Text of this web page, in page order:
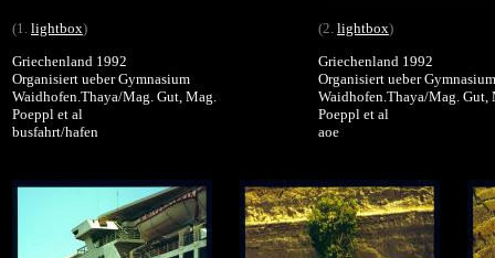
(1. lightbox)
Griechenland 1992
Organisiert ueber Gymnasium
Waidhofen.Thaya/Mag. Gut, Mag.
Poeppl et al
busfahrt/hafen
(2. lightbox)
Griechenland 1992
Organisiert ueber Gymnasium
Waidhofen.Thaya/Mag. Gut,
Poeppl et al
aoe